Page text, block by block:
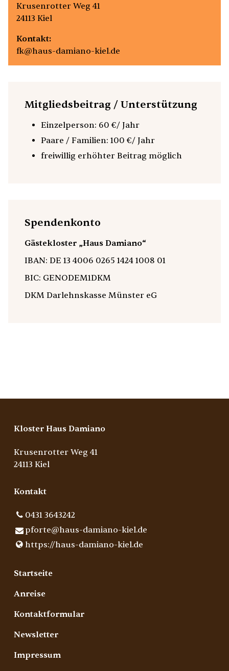
Krusenrotter Weg 41
24113 Kiel
Kontakt:
fk@haus-damiano-kiel.de
Mitgliedsbeitrag / Unterstützung
Einzelperson: 60 €/ Jahr
Paare / Familien: 100 €/ Jahr
freiwillig erhöhter Beitrag möglich
Spendenkonto
Gästekloster „Haus Damiano“
IBAN: DE 13 4006 0265 1424 1008 01
BIC: GENODEM1DKM
DKM Darlehnskasse Münster eG
Kloster Haus Damiano
Krusenrotter Weg 41
24113 Kiel
Kontakt
0431 3643242
pforte@​haus-damiano-kiel.​de
https://haus-damiano-kiel.​de
Startseite
Anreise
Kontaktformular
Newsletter
Impressum